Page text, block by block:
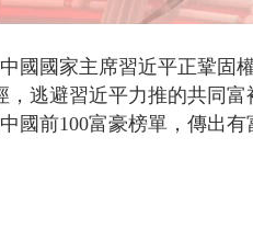
Loaded:
31.85%
國國家主席習近平正鞏固
，逃避習近平力推的共同
國前100富豪榜單，傳出